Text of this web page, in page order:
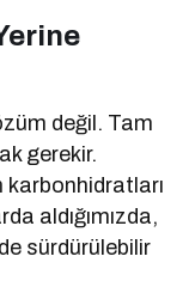
değil. Tam
gerekir.
karbonhidratları
aldığımızda,
sürdürülebilir